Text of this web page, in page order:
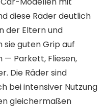
diese Räder deutlich
der Eltern und
sie guten Grip auf
— Parkett, Fliesen,
Die Räder sind
bei intensiver Nutzung
gleichermaßen